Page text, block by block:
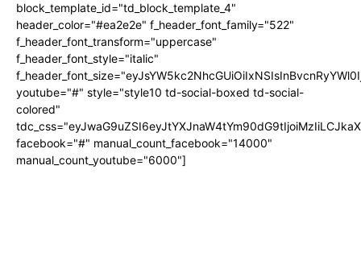
block_template_id="td_block_template_4"
header_color="#ea2e2e" f_header_font_family="522"
f_header_font_transform="uppercase"
f_header_font_style="italic"
youtube="#" style="style10 td-social-boxed td-social-
colored"
facebook="#" manual_count_facebook="14000"
manual_count_youtube="6000"]